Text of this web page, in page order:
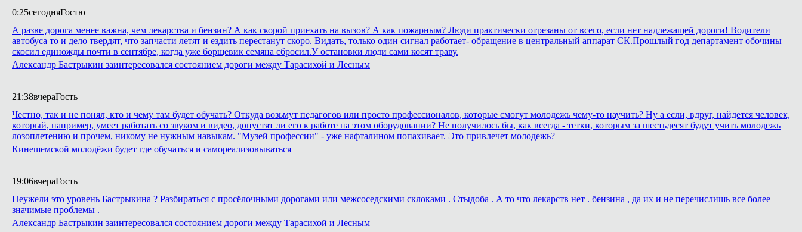
0:25сегодняГостю
А разве дорога менее важна, чем лекарства и бензин? А как скорой приехать на вызов? А как пожарным? Люди практически отрезаны от всего, если нет надлежащей дороги! Водители
автобуса то и дело твердят, что запчасти летят и ездить перестанут скоро. Видать, только один сигнал работает- обращение в центральный аппарат СК.Прошлый год департамент обочины
скосил единожды почти в сентябре, когда уже борщевик семяна сбросил.У остановки люди сами косят траву.
Александр Бастрыкин заинтересовался состоянием дороги между Тарасихой и Лесным
21:38вчераГость
Честно, так и не понял, кто и чему там будет обучать? Откуда возьмут педагогов или просто профессионалов, которые смогут молодежь чему-то научить? Ну а если, вдруг, найдется человек,
который, например, умеет работать со звуком и видео, допустят ли его к работе на этом оборудовании? Не получилось бы, как всегда - тетки, которым за шестьдесят будут учить молодежь
лозоплетению и прочем, никому не нужным навыкам. "Музей профессии" - уже нафталином попахивает. Это привлечет молодежь?
Кинешемской молодёжи будет где обучаться и самореализовываться
19:06вчераГость
Неужели это уровень Бастрыкина ? Разбираться с просёлочными дорогами или межсоседскими склоками . Стыдоба . А то что лекарств нет . бензина , да их и не перечислишь все более
значимые проблемы .
Александр Бастрыкин заинтересовался состоянием дороги между Тарасихой и Лесным